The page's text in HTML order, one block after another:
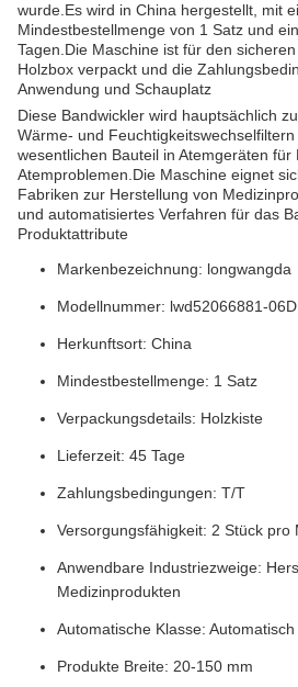
wurde.Es wird in China hergestellt, mit
Mindestbestellmenge von 1 Satz und
Tagen.Die Maschine ist für den
Holzbox verpackt und die
Anwendung und Schauplatz
Diese Bandwickler wird hauptsächlich
Wärme- und
wesentlichen Bauteil in Atemgeräten für
Atemproblemen.Die Maschine eignet
Fabriken zur Herstellung von
und automatisiertes Verfahren für das
Produktattribute
Markenbezeichnung: longwangda
Modellnummer: lwd52066881-06D
Herkunftsort: China
Mindestbestellmenge: 1 Satz
Verpackungsdetails: Holzkiste
Lieferzeit: 45 Tage
Zahlungsbedingungen: T/T
Versorgungsfähigkeit: 2 Stück pro
Anwendbare Industriezweige:
Medizinprodukten
Automatische Klasse: Automatisch
Produkte Breite: 20-150 mm